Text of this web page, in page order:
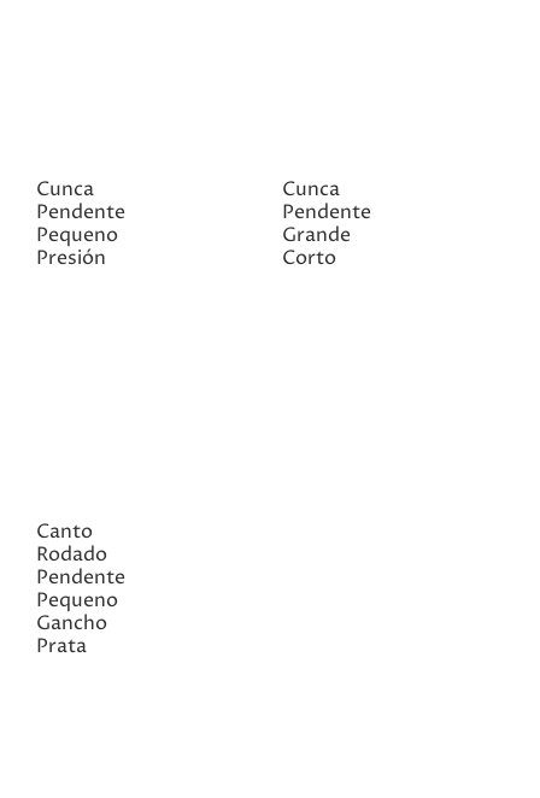
Cunca
Pendente
Pequeno
Presión
Cunca
Pendente
Grande
Corto
Canto
Rodado
Pendente
Pequeno
Gancho
Prata